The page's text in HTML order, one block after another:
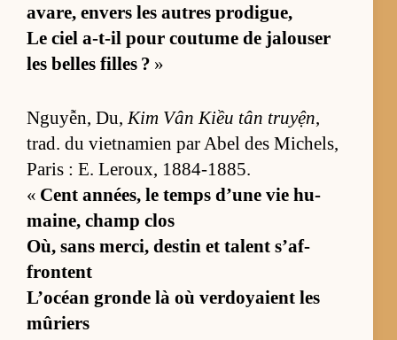
ava­re, en­vers les autres pro­di­gue,
Le ciel a-t-il pour cou­tume de ja­lou­ser
les belles filles ? »
Nguyễn, Du, Kim Vân Kiều tân truyện,
trad. du viet­na­mien par Abel des Mi­chels,
Pa­ris : E. Le­roux, 1884-1885.
« Cent an­nées, le temps d’une vie hu­
mai­ne, champ clos
Où, sans mer­ci, des­tin et ta­lent s’af­
frontent
L’océan gronde là où ver­doyaient les
mû­riers